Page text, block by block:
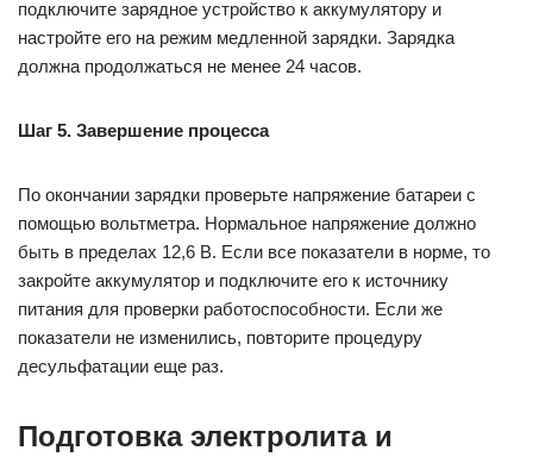
подключите зарядное устройство к аккумулятору и
настройте его на режим медленной зарядки. Зарядка
должна продолжаться не менее 24 часов.
Шаг 5. Завершение процесса
По окончании зарядки проверьте напряжение батареи с
помощью вольтметра. Нормальное напряжение должно
быть в пределах 12,6 В. Если все показатели в норме, то
закройте аккумулятор и подключите его к источнику
питания для проверки работоспособности. Если же
показатели не изменились, повторите процедуру
десульфатации еще раз.
Подготовка электролита и